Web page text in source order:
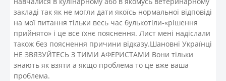
закладі так як не могли дати якоїсь нормальної відповіді
на мої питання тільки весь час булькотіли-«рішення
прийнято» і це все їхнє пояснення. Лист мені надіслали
також без пояснення причини відказу.Шановні Українці
НЕ ЗВЯЗУЙТЕСЬ З ТИМИ АФЕРИСТАМИ Вони тільки
знають як взяти а якщо проблема то це вже ваша
проблема.